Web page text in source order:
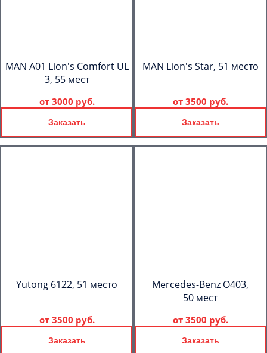
MAN A01 Lion's Comfort UL
3, 55 мест
от 3000 руб.
Заказать
MAN Lion's Star, 51 место
от 3500 руб.
Заказать
Yutong 6122, 51 место
от 3500 руб.
Заказать
Mercedes-Benz О403,
50 мест
от 3500 руб.
Заказать